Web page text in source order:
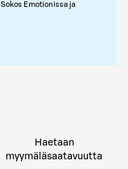
Emotionissa ja
Haetaan
myymäläsaatavuutta